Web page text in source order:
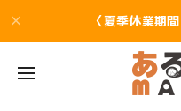
〈夏季休業期